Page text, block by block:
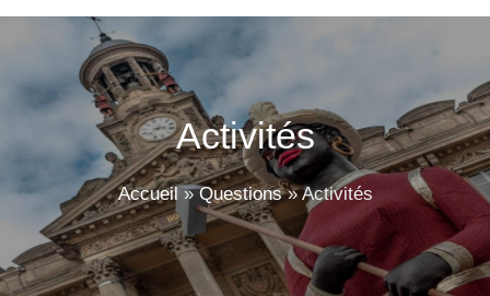
Activités
Accueil»Questions»Activités